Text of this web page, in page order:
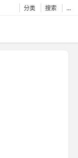
分类 搜索 …